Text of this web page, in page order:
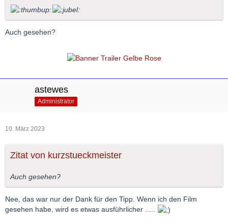
Auch gesehen?
astewes
Administrator
10. März 2023
Zitat von kurzstueckmeister
Auch gesehen?
Nee, das war nur der Dank für den Tipp. Wenn ich den Film
gesehen habe, wird es etwas ausführlicher .....